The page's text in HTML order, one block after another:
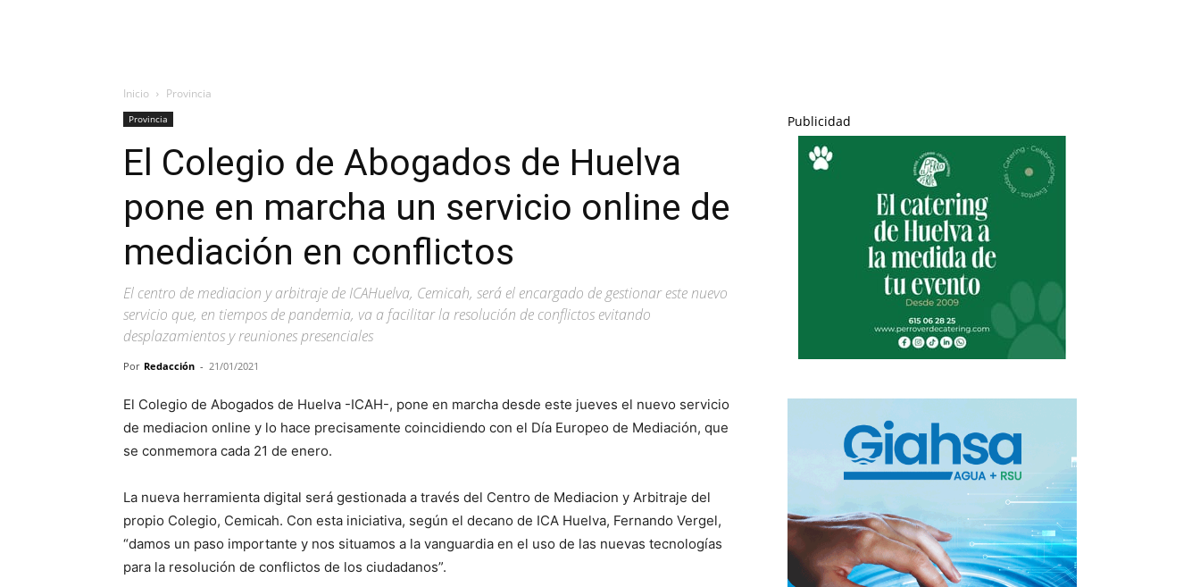
Inicio Provincia
Provincia
El Colegio de Abogados de Huelva
pone en marcha un servicio online de
mediación en conflictos
El centro de mediacion y arbitraje de ICAHuelva, Cemicah, será el encargado de gestionar este nuevo
servicio que, en tiempos de pandemia, va a facilitar la resolución de conflictos evitando
desplazamientos y reuniones presenciales
Por Redacción - 21/01/2021
El Colegio de Abogados de Huelva -ICAH-, pone en marcha desde este jueves el nuevo servicio
de mediacion online y lo hace precisamente coincidiendo con el Día Europeo de Mediación, que
se conmemora cada 21 de enero.
La nueva herramienta digital será gestionada a través del Centro de Mediacion y Arbitraje del
propio Colegio, Cemicah. Con esta iniciativa, según el decano de ICA Huelva, Fernando Vergel,
“damos un paso importante y nos situamos a la vanguardia en el uso de las nuevas tecnologías
para la resolución de conflictos de los ciudadanos”.
Publicidad